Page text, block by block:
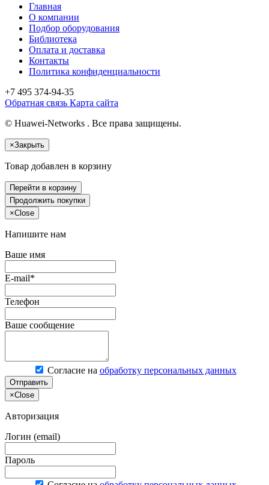
Главная
О компании
Подбор оборудования
Библиотека
Оплата и доставка
Контакты
Политика конфиденциальности
+7 495 374-94-35
Обратная связь Карта сайта
© Huawei-Networks . Все права защищены.
×Закрыть
Товар добавлен в корзину
Перейти в корзину
Продолжить покупки
×Close
Напишите нам
Ваше имя
E-mail*
Телефон
Ваше сообщение
Согласие на обработку персональных данных
Отправить
×Close
Авторизация
Логин (email)
Пароль